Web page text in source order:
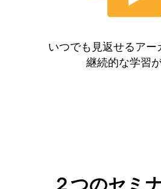
いつでも見返せるアー
継続的な学習
２つのセミ